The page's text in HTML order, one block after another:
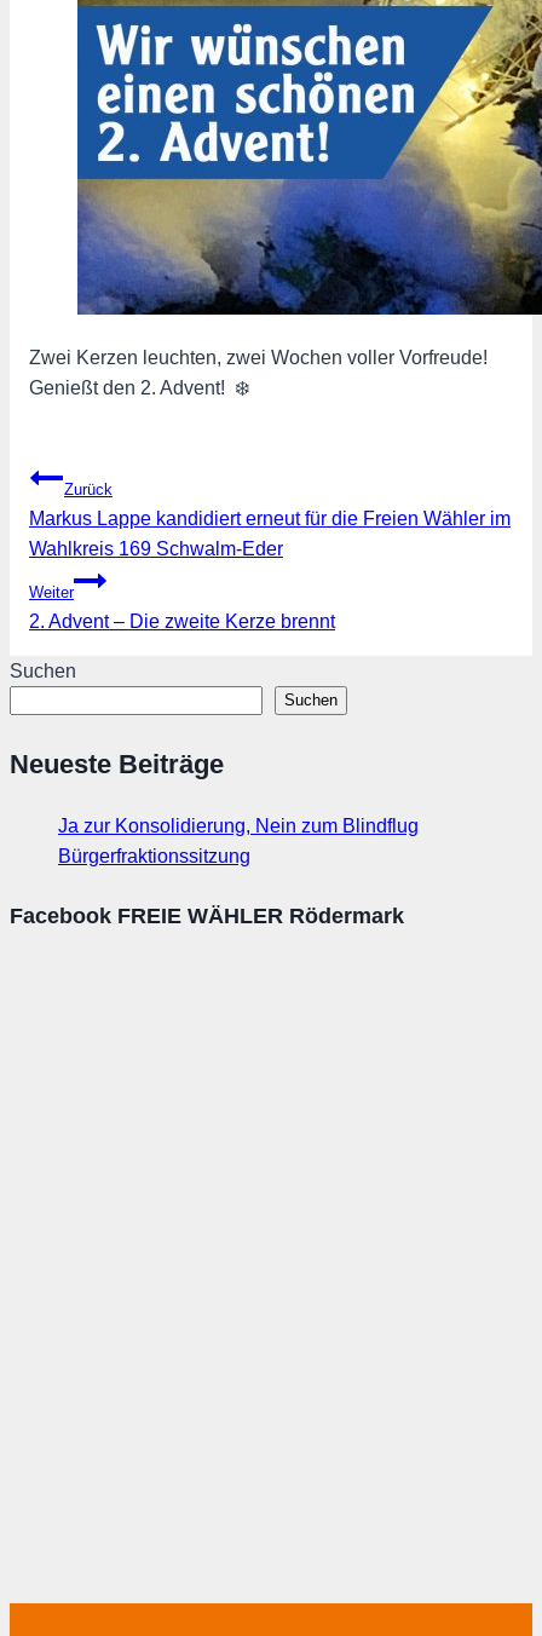
Zwei Kerzen leuchten, zwei Wochen voller Vorfreude!
Genießt den 2. Advent! ️ ️❄️
Beitragsnavigation
Zurück
Markus Lappe kandidiert erneut für die Freien Wähler im
Wahlkreis 169 Schwalm-Eder
Weiter
2. Advent – Die zweite Kerze brennt
Suchen
Suchen
Neueste Beiträge
Ja zur Konsolidierung, Nein zum Blindflug
Bürgerfraktionssitzung
Facebook FREIE WÄHLER Rödermark